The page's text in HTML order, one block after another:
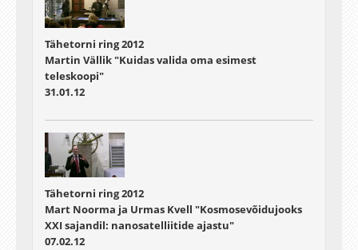
Tähetorni ring 2012
Martin Vällik "Kuidas valida oma esimest
teleskoopi"
31.01.12
Tähetorni ring 2012
Mart Noorma ja Urmas Kvell "Kosmosevõidujooks
XXI sajandil: nanosatelliitide ajastu"
07.02.12